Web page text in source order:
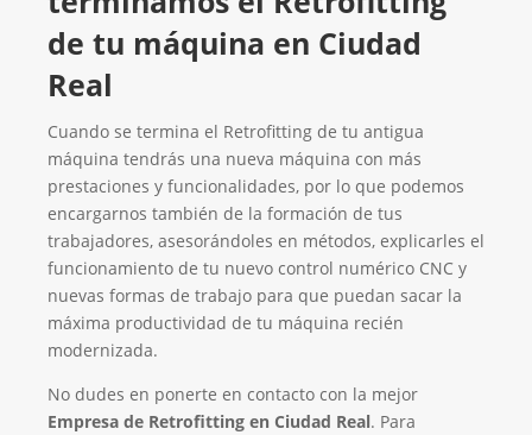
de tu máquina en Ciudad
Real
Cuando se termina el Retrofitting de tu antigua
máquina tendrás una nueva máquina con más
prestaciones y funcionalidades, por lo que podemos
encargarnos también de la formación de tus
trabajadores, asesorándoles en métodos, explicarles el
funcionamiento de tu nuevo control numérico CNC y
nuevas formas de trabajo para que puedan sacar la
máxima productividad de tu máquina recién
modernizada.
No dudes en ponerte en contacto con la mejor
Empresa de Retrofitting en Ciudad Real. Para